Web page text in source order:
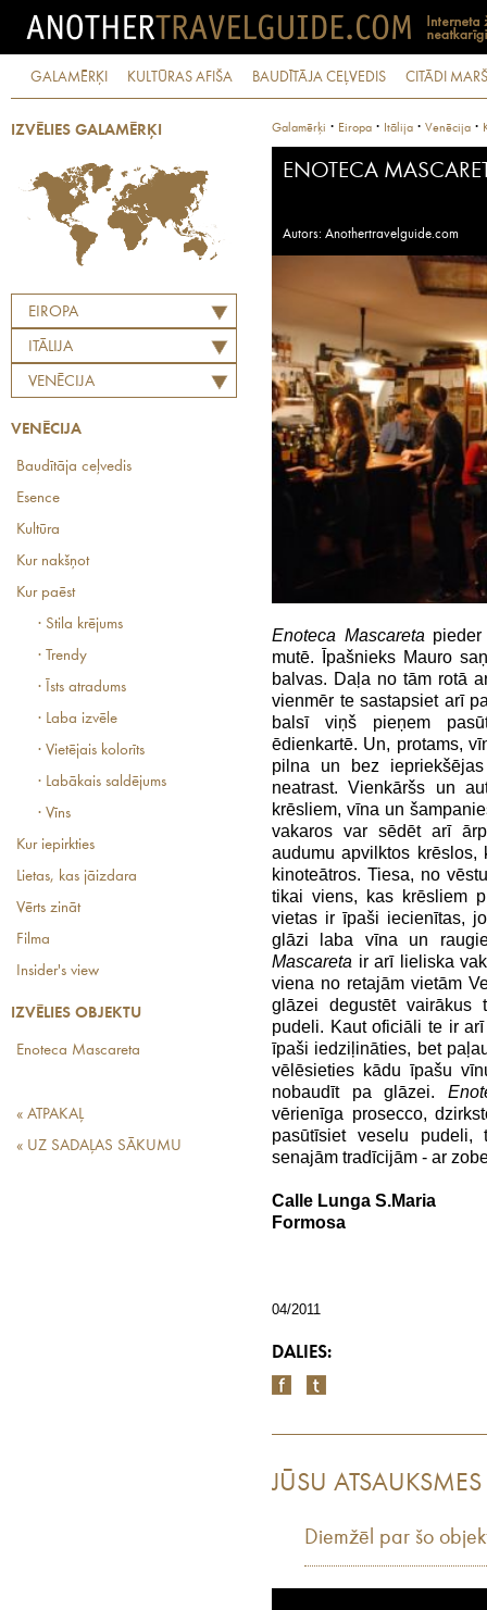
GALAMĒRĶI KULTŪRAS AFIŠA BAUDĪTĀJA CEĻVEDIS CITĀDI
IZVĒLIES GALAMĒRĶI
EIROPA
ITĀLIJA
VENĒCIJA
VENĒCIJA
Baudītāja ceļvedis
Esence
Kultūra
Kur nakšņot
Kur paēst
· Stila krējums
· Trendy
· Īsts atradums
· Laba izvēle
· Vietējais kolorīts
· Labākais saldējums
· Vīns
Kur iepirkties
Lietas, kas jāizdara
Vērts zināt
Filma
Insider's view
IZVĒLIES OBJEKTU
Enoteca Mascareta
« ATPAKAĻ
« UZ SADAĻAS SĀKUMU
Galamērķi · Eiropa · Itālija · Venēcija ·
ENOTECA
Autors: Anothertravelguide.com
Enoteca Mascareta
mutē. Īpašnieks Mauro
balvas. Daļa no tām rotā
vienmēr te sastapsiet arī
balsī viņš pieņem
ēdienkartē. Un, protams,
pilna un bez
neatrast. Vienkāršs un
krēsliem, vīna un
vakaros var sēdēt arī
audumu apvilktos
kinoteātros. Tiesa, no
tikai viens, kas krēsliem
vietas ir īpaši iecienītas,
glāzi laba vīna un
Mascareta ir arī lieliska
viena no retajām vietām
glāzei degustēt vairākus
pudeli. Kaut oficiāli te ir
īpaši iedziļināties, bet
vēlēsieties kādu īpašu
nobaudīt pa glāzei.
vērienīga prosecco,
pasūtīsiet veselu
senajām tradīcijām - ar
Calle Lunga S.Maria
Formosa
04/2011
DALIES:
JŪSU ATSAUKSMES
Diemžēl par šo